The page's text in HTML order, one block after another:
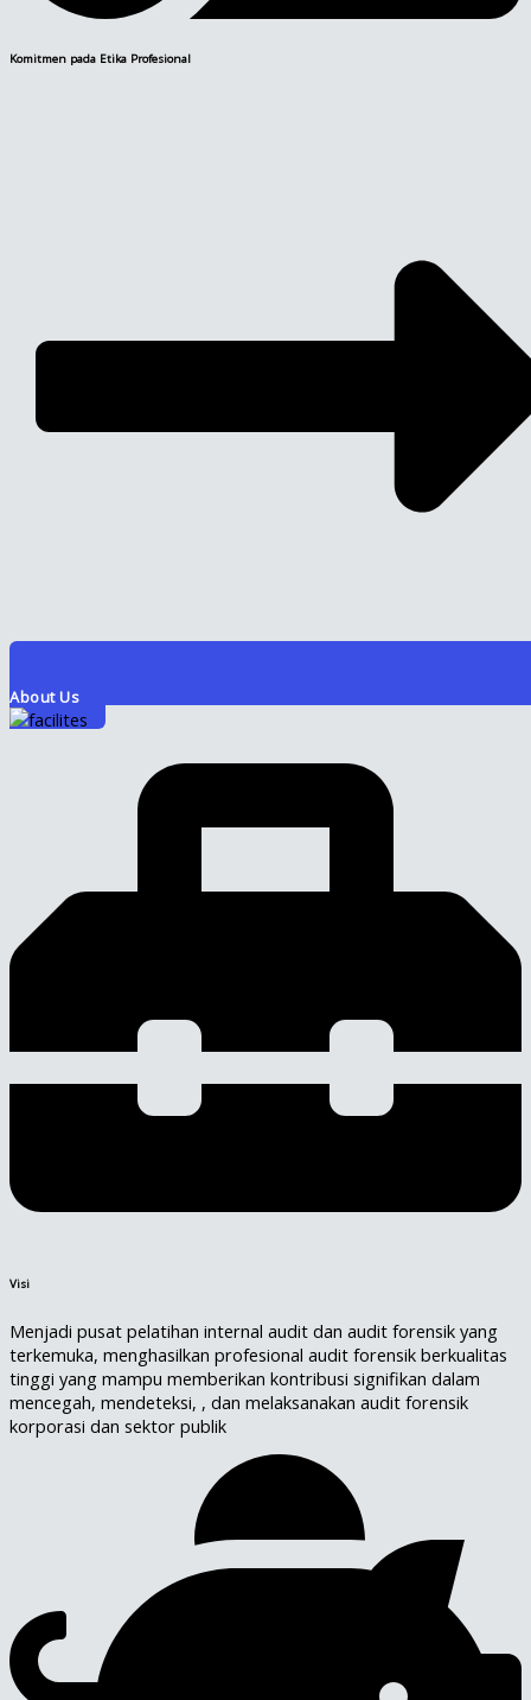
Komitmen pada Etika Profesional
About Us
Visi
Menjadi pusat pelatihan internal audit dan audit forensik yang
terkemuka, menghasilkan profesional audit forensik berkualitas
tinggi yang mampu memberikan kontribusi signifikan dalam
mencegah, mendeteksi, , dan melaksanakan audit forensik
korporasi dan sektor publik